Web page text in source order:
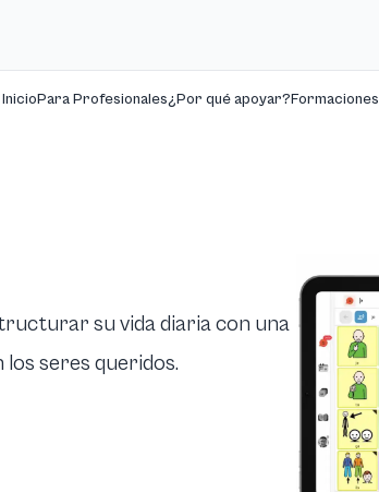
InicioPara Profesionales¿Por qué apoyar?Formaciones
su vida diaria con una
seres queridos.